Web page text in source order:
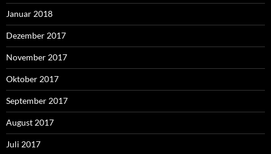
Januar 2018
Dezember 2017
November 2017
Oktober 2017
September 2017
August 2017
Juli 2017